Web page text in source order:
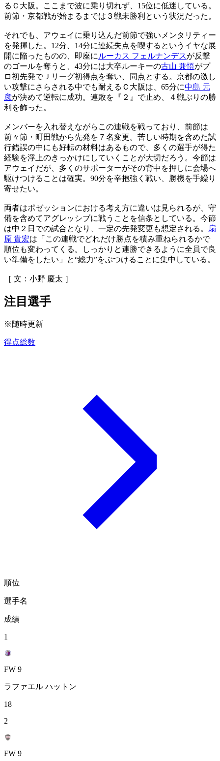
るＣ大阪。ここまで波に乗り切れず、15位に低迷している。
前節・京都戦が始まるまでは３戦未勝利という状況だった。
それでも、アウェイに乗り込んだ前節で強いメンタリティー
を発揮した。12分、14分に連続失点を喫するというイヤな展
開に陥ったものの、即座に ルーカス フェルナンデスが反撃
のゴールを奪うと、43分には大卒ルーキーの古山 兼悟がプ
ロ初先発でＪリーグ初得点を奪い、同点とする。京都の激し
い攻撃にさらされる中でも耐えるＣ大阪は、65分に中島 元
彦が決めて逆転に成功。連敗を『２』で止め、４戦ぶりの勝
利を飾った。
メンバーを入れ替えながらこの連戦を戦っており、前節は
前々節・町田戦から先発を７名変更。苦しい時期を含めた試
行錯誤の中にも好転の材料はあるもので、多くの選手が得た
経験を浮上のきっかけにしていくことが大切だろう。今節は
アウェイだが、多くのサポーターがその背中を押しに会場へ
駆けつけることは確実。90分を辛抱強く戦い、勝機を手繰り
寄せたい。
両者はポゼッションにおける考え方に違いは見られるが、守
備を含めてアグレッシブに戦うことを信条としている。今節
は中２日での試合となり、一定の先発変更も想定される。
扇
原 貴宏は「この連戦でどれだけ勝点を積み重ねられるかで
順位も変わってくる。しっかりと連勝できるように全員で良
い準備をしたい」と“総力”をぶつけることに集中している。
［ 文：小野 慶太 ］
注目選手
※随時更新
得点総数
順位
選手名
成績
1
FW 9
ラファエル ハットン
18
2
FW 9